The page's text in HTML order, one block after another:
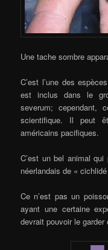
Une tache sombre
C’est l’une des
est inclus dans le
severum; cependant,
scientifique. Il peut
américains pacifiques.
C’est un bel animal
néerlandais de «
Ce n’est pas un
ayant une certaine
devrait pouvoir le